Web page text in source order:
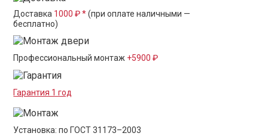
Доставка 1000 ₽ *(при оплате наличными —
бесплатно)
Профессиональный монтаж +5900 ₽
Гарантия 1 год
Установка: по ГОСТ 31173–2003